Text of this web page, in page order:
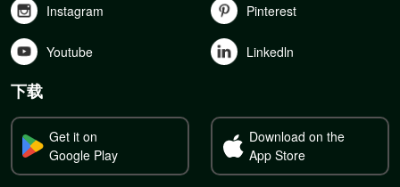
Instagram Pinterest
Youtube Linkedln
下载
Get it on
Google Play
Download on the
App Store